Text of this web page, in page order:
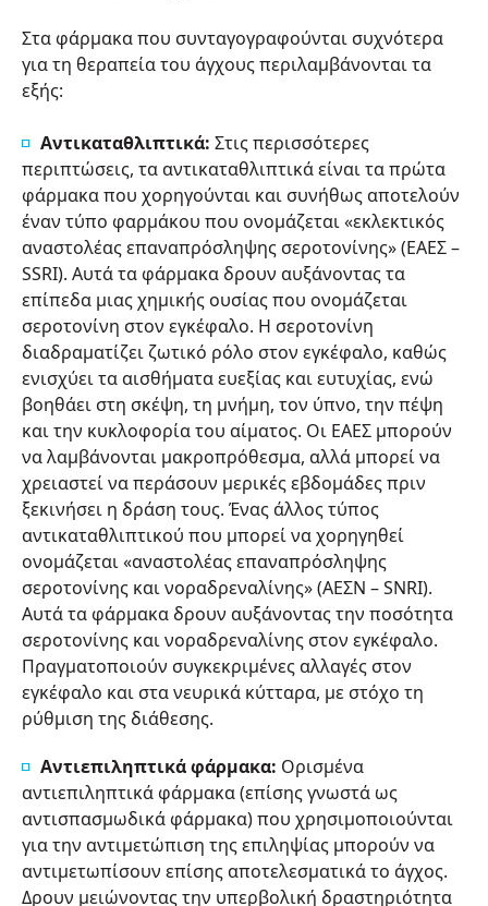
Στα φάρμακα που συνταγογραφούνται συχνότερα
για τη θεραπεία του άγχους περιλαμβάνονται τα
εξής:
Αντικαταθλιπτικά: Στις περισσότερες
περιπτώσεις, τα αντικαταθλιπτικά είναι τα πρώτα
φάρμακα που χορηγούνται και συνήθως αποτελούν
έναν τύπο φαρμάκου που ονομάζεται «εκλεκτικός
αναστολέας επαναπρόσληψης σεροτονίνης» (ΕΑΕΣ –
SSRI). Αυτά τα φάρμακα δρουν αυξάνοντας τα
επίπεδα μιας χημικής ουσίας που ονομάζεται
σεροτονίνη στον εγκέφαλο. Η σεροτονίνη
διαδραματίζει ζωτικό ρόλο στον εγκέφαλο, καθώς
ενισχύει τα αισθήματα ευεξίας και ευτυχίας, ενώ
βοηθάει στη σκέψη, τη μνήμη, τον ύπνο, την πέψη
και την κυκλοφορία του αίματος. Οι ΕΑΕΣ μπορούν
να λαμβάνονται μακροπρόθεσμα, αλλά μπορεί να
χρειαστεί να περάσουν μερικές εβδομάδες πριν
ξεκινήσει η δράση τους. Ένας άλλος τύπος
αντικαταθλιπτικού που μπορεί να χορηγηθεί
ονομάζεται «αναστολέας επαναπρόσληψης
σεροτονίνης και νοραδρεναλίνης» (ΑΕΣΝ – SNRI).
Αυτά τα φάρμακα δρουν αυξάνοντας την ποσότητα
σεροτονίνης και νοραδρεναλίνης στον εγκέφαλο.
Πραγματοποιούν συγκεκριμένες αλλαγές στον
εγκέφαλο και στα νευρικά κύτταρα, με στόχο τη
ρύθμιση της διάθεσης.
Αντιεπιληπτικά φάρμακα: Ορισμένα
αντιεπιληπτικά φάρμακα (επίσης γνωστά ως
αντισπασμωδικά φάρμακα) που χρησιμοποιούνται
για την αντιμετώπιση της επιληψίας μπορούν να
αντιμετωπίσουν επίσης αποτελεσματικά το άγχος.
Δρουν μειώνοντας την υπερβολική δραστηριότητα